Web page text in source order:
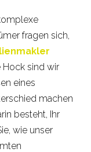
fragen sich,
Hock sind wir
eines
machen
besteht, Ihr
wie unser